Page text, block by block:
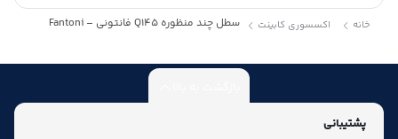
خانه اکسسوری کابینت سطل چند منظوره Q145 فانتونی – Fantoni
پشتیبانی